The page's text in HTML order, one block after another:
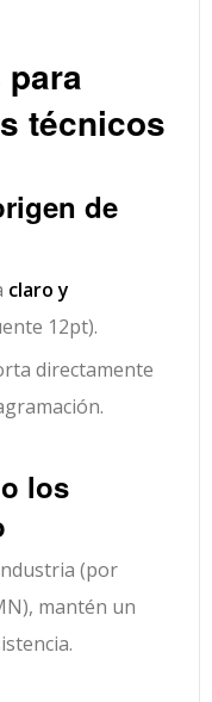
técnicos
de
claro y
12pt).
directamente
los
(por
mantén un